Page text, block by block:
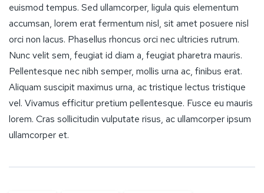
euismod tempus. Sed ullamcorper, ligula quis elementum
accumsan, lorem erat fermentum nisl, sit amet posuere nisl
orci non lacus. Phasellus rhoncus orci nec ultricies rutrum.
Nunc velit sem, feugiat id diam a, feugiat pharetra mauris.
Pellentesque nec nibh semper, mollis urna ac, finibus erat.
Aliquam suscipit maximus urna, ac tristique lectus tristique
vel. Vivamus efficitur pretium pellentesque. Fusce eu mauris
lorem. Cras sollicitudin vulputate risus, ac ullamcorper ipsum
ullamcorper et.